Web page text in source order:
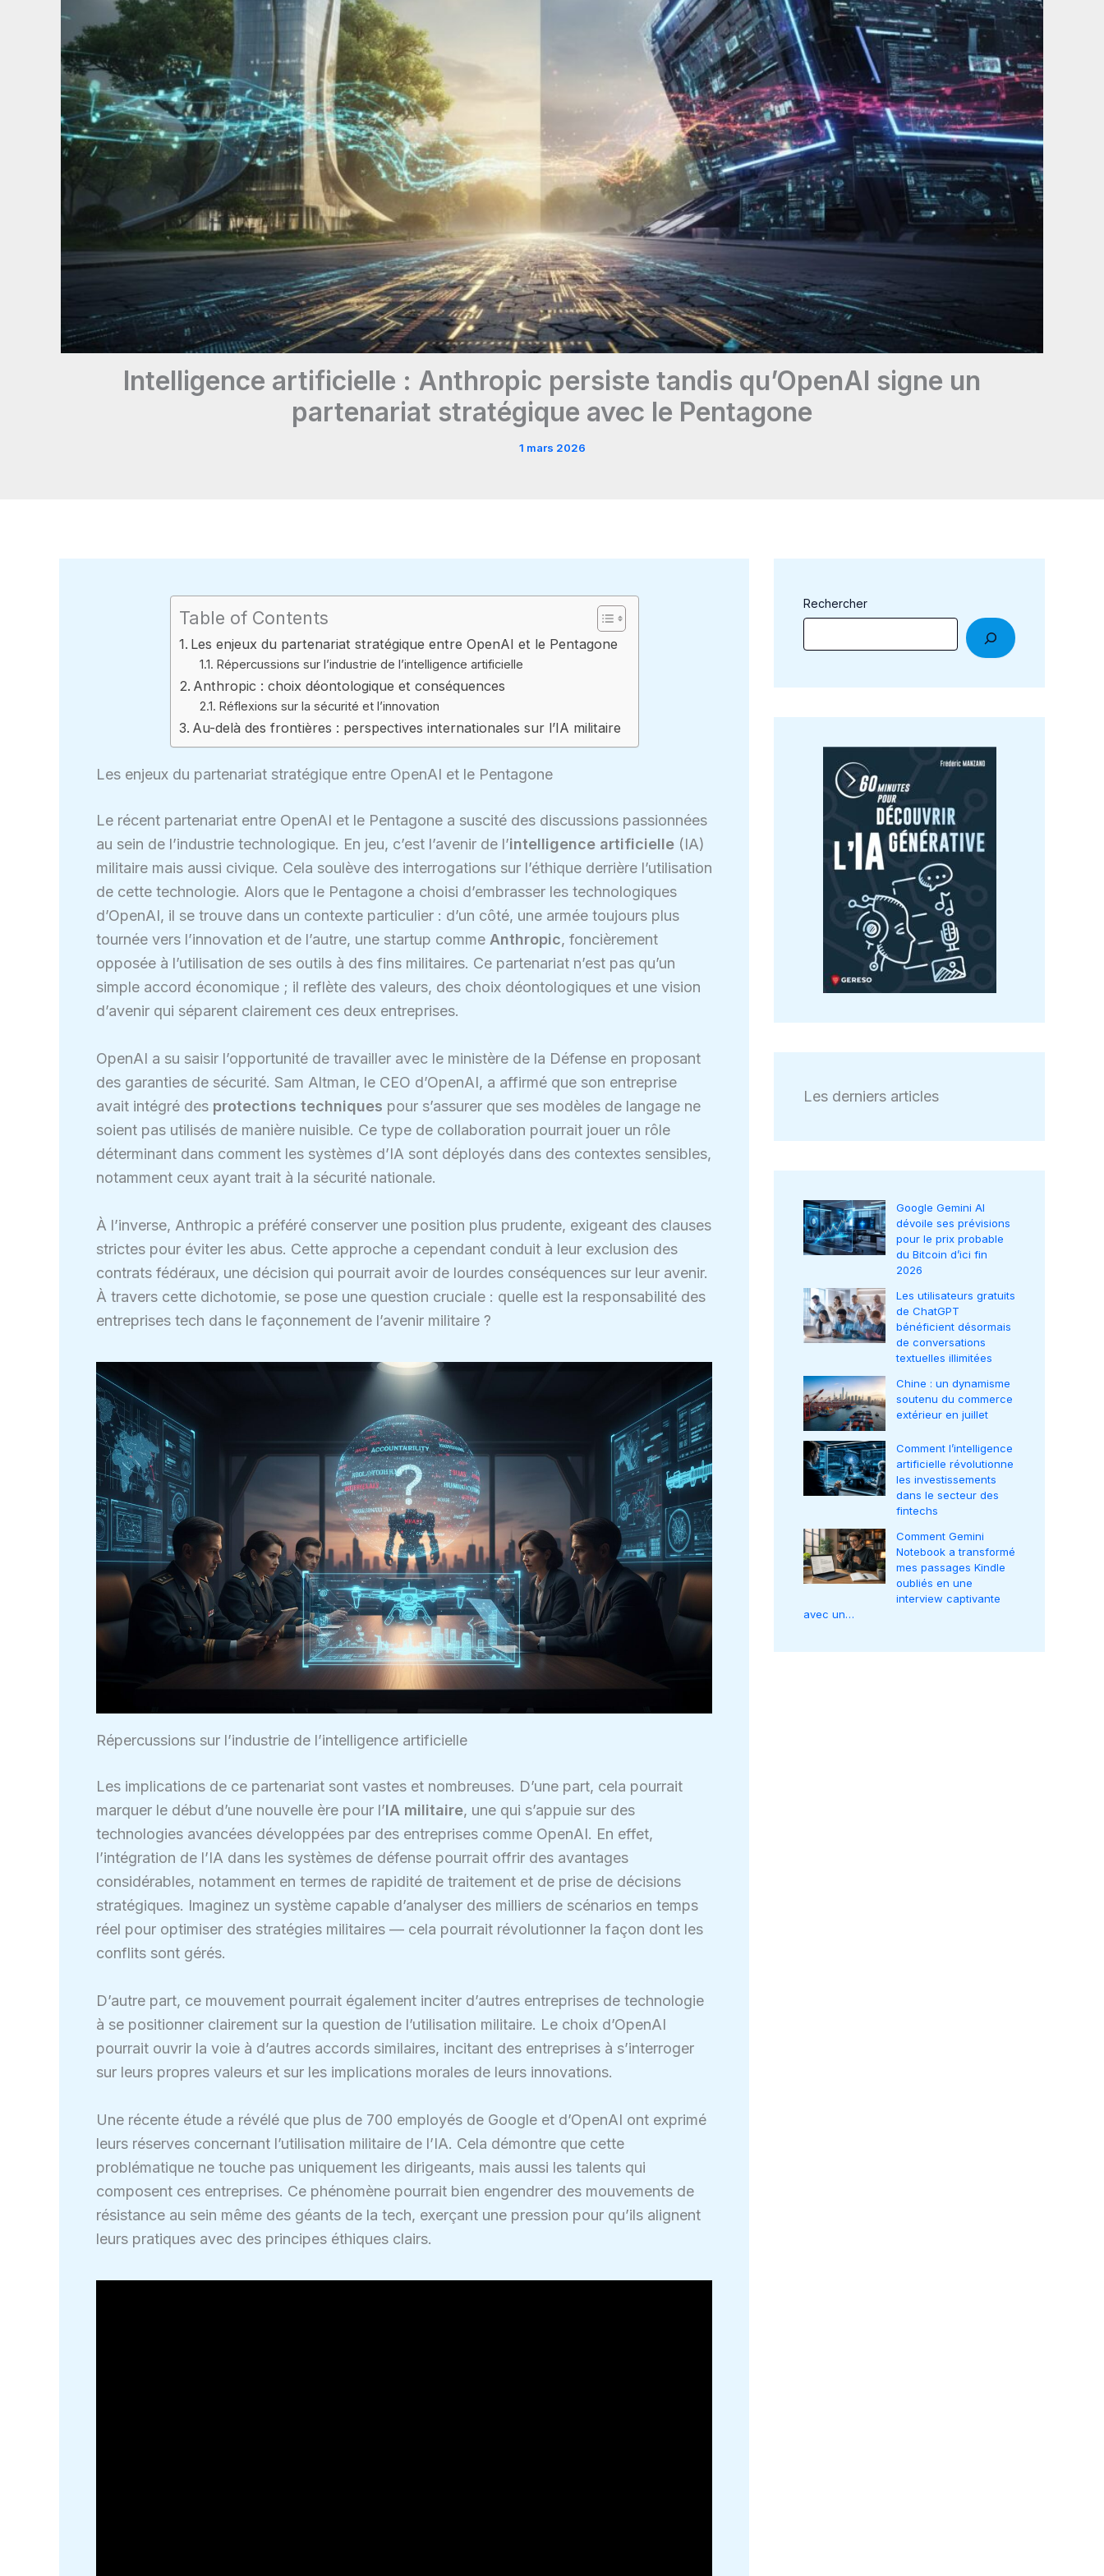
Intelligence artificielle : Anthropic persiste tandis qu’OpenAI signe un
partenariat stratégique avec le Pentagone
1 mars 2026
Table of Contents
Les enjeux du partenariat stratégique entre OpenAI et le Pentagone
Répercussions sur l’industrie de l’intelligence artificielle
Anthropic : choix déontologique et conséquences
Réflexions sur la sécurité et l’innovation
Au-delà des frontières : perspectives internationales sur l’IA militaire
Les enjeux du partenariat stratégique entre OpenAI et le Pentagone
Le récent partenariat entre OpenAI et le Pentagone a suscité des discussions passionnées
au sein de l’industrie technologique. En jeu, c’est l’avenir de l’intelligence artificielle (IA)
militaire mais aussi civique. Cela soulève des interrogations sur l’éthique derrière l’utilisation
de cette technologie. Alors que le Pentagone a choisi d’embrasser les technologiques
d’OpenAI, il se trouve dans un contexte particulier : d’un côté, une armée toujours plus
tournée vers l’innovation et de l’autre, une startup comme Anthropic, foncièrement
opposée à l’utilisation de ses outils à des fins militaires. Ce partenariat n’est pas qu’un
simple accord économique ; il reflète des valeurs, des choix déontologiques et une vision
d’avenir qui séparent clairement ces deux entreprises.
OpenAI a su saisir l’opportunité de travailler avec le ministère de la Défense en proposant
des garanties de sécurité. Sam Altman, le CEO d’OpenAI, a affirmé que son entreprise
avait intégré des protections techniques pour s’assurer que ses modèles de langage ne
soient pas utilisés de manière nuisible. Ce type de collaboration pourrait jouer un rôle
déterminant dans comment les systèmes d’IA sont déployés dans des contextes sensibles,
notamment ceux ayant trait à la sécurité nationale.
À l’inverse, Anthropic a préféré conserver une position plus prudente, exigeant des clauses
strictes pour éviter les abus. Cette approche a cependant conduit à leur exclusion des
contrats fédéraux, une décision qui pourrait avoir de lourdes conséquences sur leur avenir.
À travers cette dichotomie, se pose une question cruciale : quelle est la responsabilité des
entreprises tech dans le façonnement de l’avenir militaire ?
Répercussions sur l’industrie de l’intelligence artificielle
Les implications de ce partenariat sont vastes et nombreuses. D’une part, cela pourrait
marquer le début d’une nouvelle ère pour l’IA militaire, une qui s’appuie sur des
technologies avancées développées par des entreprises comme OpenAI. En effet,
l’intégration de l’IA dans les systèmes de défense pourrait offrir des avantages
considérables, notamment en termes de rapidité de traitement et de prise de décisions
stratégiques. Imaginez un système capable d’analyser des milliers de scénarios en temps
réel pour optimiser des stratégies militaires — cela pourrait révolutionner la façon dont les
conflits sont gérés.
D’autre part, ce mouvement pourrait également inciter d’autres entreprises de technologie
à se positionner clairement sur la question de l’utilisation militaire. Le choix d’OpenAI
pourrait ouvrir la voie à d’autres accords similaires, incitant des entreprises à s’interroger
sur leurs propres valeurs et sur les implications morales de leurs innovations.
Une récente étude a révélé que plus de 700 employés de Google et d’OpenAI ont exprimé
leurs réserves concernant l’utilisation militaire de l’IA. Cela démontre que cette
problématique ne touche pas uniquement les dirigeants, mais aussi les talents qui
composent ces entreprises. Ce phénomène pourrait bien engendrer des mouvements de
résistance au sein même des géants de la tech, exerçant une pression pour qu’ils alignent
leurs pratiques avec des principes éthiques clairs.
Rechercher
Les derniers articles
Google Gemini AI
dévoile ses prévisions
pour le prix probable
du Bitcoin d’ici fin
2026
Les utilisateurs gratuits
de ChatGPT
bénéficient désormais
de conversations
textuelles illimitées
Chine : un dynamisme
soutenu du commerce
extérieur en juillet
Comment l’intelligence
artificielle révolutionne
les investissements
dans le secteur des
fintechs
Comment Gemini
Notebook a transformé
mes passages Kindle
oubliés en une
interview captivante
avec un…